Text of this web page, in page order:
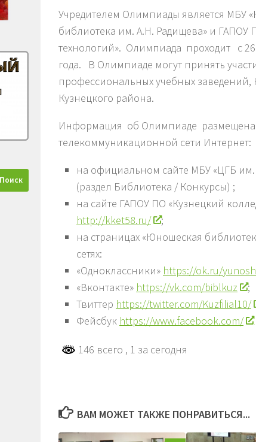
Учредителем Олимпиады является МБУ
библиотека им. А.Н. Радищева» и ГАПОУ
технологий». Олимпиада проходит с
года. В Олимпиаде могут принять
профессиональных учебных
Кузнецкого района.
Информация об Олимпиаде
телекоммуникационной сети Интернет:
на официальном сайте МБУ «ЦГБ
(раздел Библиотека / Конкурсы) ;
на сайте ГАПОУ ПО «Кузнецкий
http://kket58.ru/
;
на страницах «Юношеская
сетях:
«Одноклассники» https://ok.ru/
«Вконтакте» https://vk.com/biblkuz
;
Твиттер https://twitter.com/Kuzfilial10/
Фейсбук https://www.facebook.com/
146 всего , 1 за сегодня
ВАМ МОЖЕТ ТАКЖЕ ПОНРАВИТЬСЯ...